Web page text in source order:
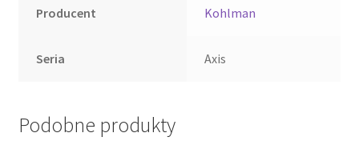
Producent Kohlman
Seria Axis
Podobne produkty